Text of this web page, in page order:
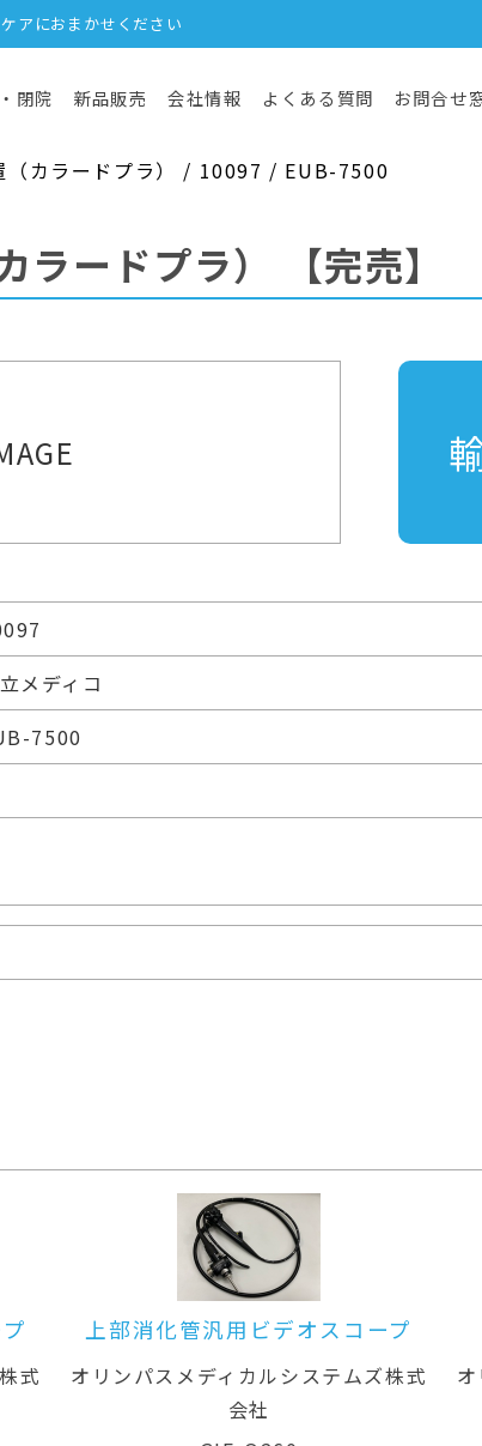
アにおまかせください
閉院 新品販売 会社情報 よくある質問 お問合せ
（カラードプラ） / 10097 / EUB-7500
ラードプラ） 【完売】
メディコ
7500
式
上部消化管汎用ビデオスコープ
オリンパスメディカルシステムズ株式
会社